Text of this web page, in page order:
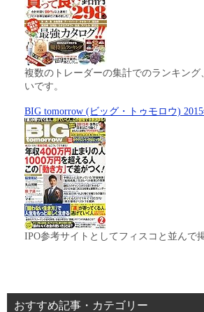
複数のトレーダーの集計でのランキング
いです。
BIG tomorrow (ビッグ・トゥモロウ)
IPO参考サイトとしてフィスコと並んで
おすすめ記事・カテゴリー